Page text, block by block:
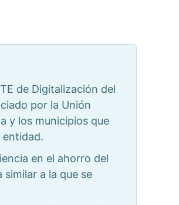
de Digitalización del
por la Unión
y los municipios que
entidad.
en el ahorro del
a la que se